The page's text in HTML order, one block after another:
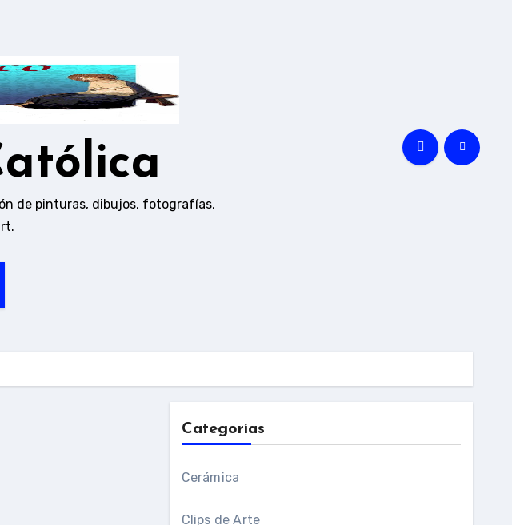
de pinturas, dibujos, fotografías,
Categorías
Cerámica
Clips de Arte